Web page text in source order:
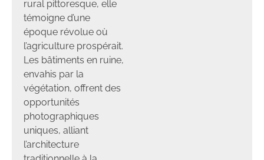
rural pittoresque, elle
témoigne d’une
époque révolue où
l’agriculture prospérait.
Les bâtiments en ruine,
envahis par la
végétation, offrent des
opportunités
photographiques
uniques, alliant
l’architecture